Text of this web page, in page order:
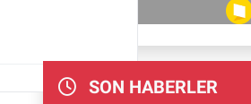
SON HABERLER